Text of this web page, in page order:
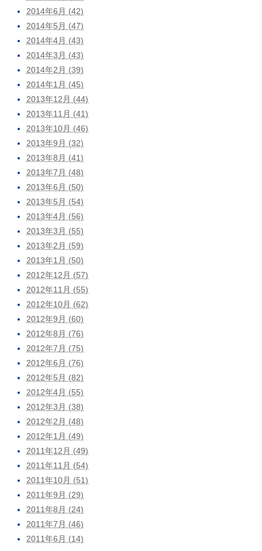
2014年6月 (42)
2014年5月 (47)
2014年4月 (43)
2014年3月 (43)
2014年2月 (39)
2014年1月 (45)
2013年12月 (44)
2013年11月 (41)
2013年10月 (46)
2013年9月 (32)
2013年8月 (41)
2013年7月 (48)
2013年6月 (50)
2013年5月 (54)
2013年4月 (56)
2013年3月 (55)
2013年2月 (59)
2013年1月 (50)
2012年12月 (57)
2012年11月 (55)
2012年10月 (62)
2012年9月 (60)
2012年8月 (76)
2012年7月 (75)
2012年6月 (76)
2012年5月 (82)
2012年4月 (55)
2012年3月 (38)
2012年2月 (48)
2012年1月 (49)
2011年12月 (49)
2011年11月 (54)
2011年10月 (51)
2011年9月 (29)
2011年8月 (24)
2011年7月 (46)
2011年6月 (14)